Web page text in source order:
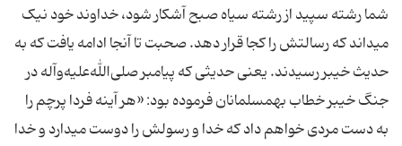
شما رشته سپید از رشته سیاه صبح آشکار شود، خداوند خود نیک
می‏داند که رسالتش را کجا قرار دهد. صحبت تا آنجا ادامه یافت که به
حدیث خیبر رسیدند. یعنی حدیثی که پیامبر صلی‌الله‌علیه‌وآله در
جنگ خیبر خطاب به‏مسلمانان فرموده بود: «هر آینه فردا پرچم را
به دست مردی خواهم داد که ‏خدا و رسولش را دوست می‏دارد و خدا